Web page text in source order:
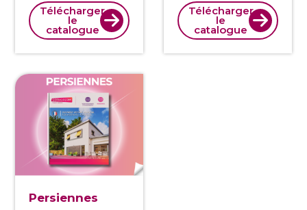
Télécharger
le
catalogue
Télécharger
le
catalogue
Persiennes